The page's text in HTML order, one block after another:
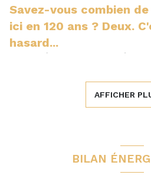
Savez-vous combien
ici en 120 ans ? Deux.
hasard...
Je suis née il y a plus d'un siècle.
familles ont pu m'appeler "chez
Ne vous fiez pas à mon âge. Sous
se cache une maison résolument
AFFICHER
BILAN